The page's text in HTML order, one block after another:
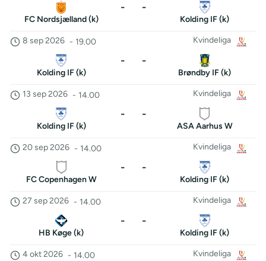
FC Nordsjælland (k)
- -
Kolding IF (k)
Kvindeliga
8 sep 2026 - 19.00
Kolding IF (k)
- -
Brøndby IF (k)
Kvindeliga
13 sep 2026 - 14.00
Kolding IF (k)
- -
ASA Aarhus W
Kvindeliga
20 sep 2026 - 14.00
FC Copenhagen W
- -
Kolding IF (k)
Kvindeliga
27 sep 2026 - 14.00
HB Køge (k)
- -
Kolding IF (k)
Kvindeliga
4 okt 2026 - 14.00